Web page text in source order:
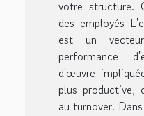
votre structure.
des employés
est un
performance
d'œuvre
plus productive,
au turnover.